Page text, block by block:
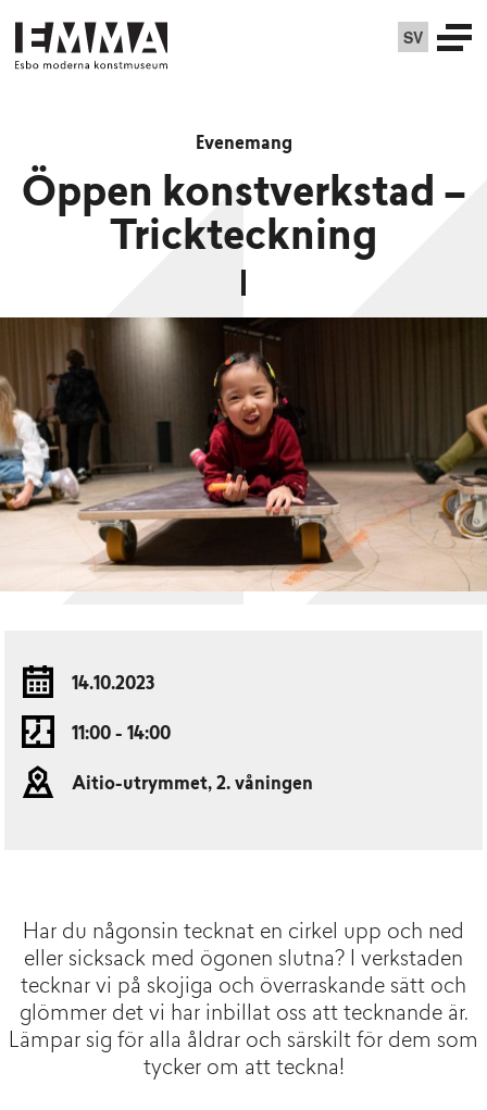
SV
Evenemang
Öppen konstverkstad –
Trickteckning
14.10.2023
11:00 - 14:00
Aitio-utrymmet, 2. våningen
Har du någonsin tecknat en cirkel upp och ned
eller sicksack med ögonen slutna? I verkstaden
tecknar vi på skojiga och överraskande sätt och
glömmer det vi har inbillat oss att tecknande är.
Lämpar sig för alla åldrar och särskilt för dem som
tycker om att teckna!